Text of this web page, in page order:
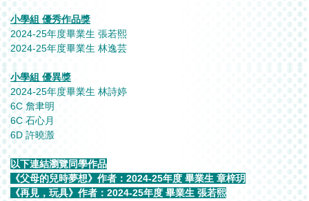
小學組 優秀作品獎
2024-25年度畢業生 張若熙
2024-25年度畢業生 林逸芸
小學組 優異獎
2024-25年度畢業生 林詩婷
6C 詹聿明
6C 石心月
6D 許曉溵
以下連結瀏覽同學作品
《父母的兒時夢想》作者：2024-25年度 畢業生 章梓玥
《再見，玩具》作者：2024-25年度 畢業生 張若熙